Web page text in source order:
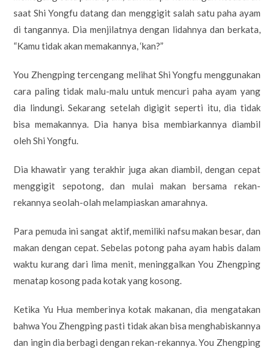
saat Shi Yongfu datang dan menggigit salah satu paha ayam
di tangannya. Dia menjilatnya dengan lidahnya dan berkata,
“Kamu tidak akan memakannya, ‘kan?”
You Zhengping tercengang melihat Shi Yongfu menggunakan
cara paling tidak malu-malu untuk mencuri paha ayam yang
dia lindungi. Sekarang setelah digigit seperti itu, dia tidak
bisa memakannya. Dia hanya bisa membiarkannya diambil
oleh Shi Yongfu.
Dia khawatir yang terakhir juga akan diambil, dengan cepat
menggigit sepotong, dan mulai makan bersama rekan-
rekannya seolah-olah melampiaskan amarahnya.
Para pemuda ini sangat aktif, memiliki nafsu makan besar, dan
makan dengan cepat. Sebelas potong paha ayam habis dalam
waktu kurang dari lima menit, meninggalkan You Zhengping
menatap kosong pada kotak yang kosong.
Ketika Yu Hua memberinya kotak makanan, dia mengatakan
bahwa You Zhengping pasti tidak akan bisa menghabiskannya
dan ingin dia berbagi dengan rekan-rekannya. You Zhengping